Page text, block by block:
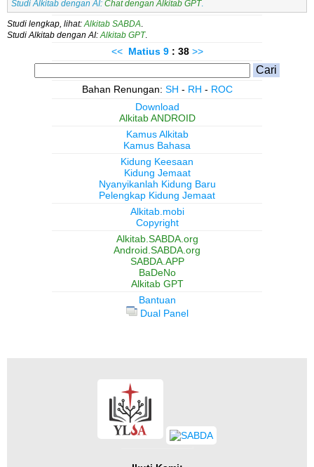
Studi Alkitab dengan AI: Chat dengan Alkitab GPT.
Studi lengkap, lihat: Alkitab SABDA
Studi Alkitab dengan AI: Alkitab GPT.
<< Matius 9 : 38 >>
Bahan Renungan: SH - RH - ROC
Download
Alkitab ANDROID
Kamus Alkitab
Kamus Bahasa
Kidung Keesaan
Kidung Jemaat
Nyanyikanlah Kidung Baru
Pelengkap Kidung Jemaat
Alkitab.mobi
Copyright
Alkitab.SABDA.org
Android.SABDA.org
SABDA.APP
BaDeNo
Alkitab GPT
Bantuan
Dual Panel